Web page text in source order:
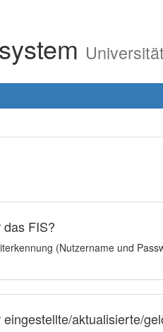
FIS?
(Nutzername und
aktualisierte/